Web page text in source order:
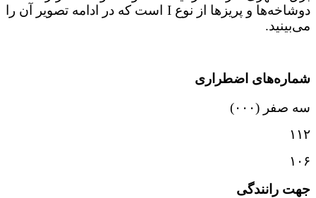
دوشاخه‌ها و پریزها از نوع I است که در ادامه تصویر آن را
می‌بینید.
شماره‌های اضطراری
سه صفر (۰۰۰)
۱۱۲
۱۰۶
جهت رانندگی